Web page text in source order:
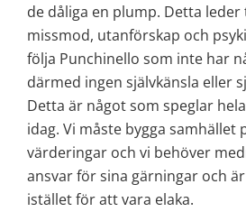
de dåliga en plump. Detta
missmod, utanförskap och
följa Punchinello som inte har
därmed ingen självkänsla eller
Detta är något som speglar
idag. Vi måste bygga samhället
värderingar och vi behöver
ansvar för sina gärningar och
istället för att vara elaka.